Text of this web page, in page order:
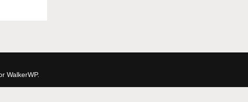
WalkerWP.